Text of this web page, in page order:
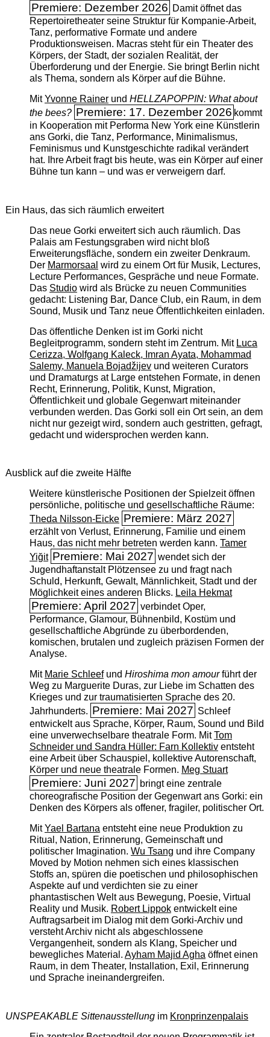
Premiere: Dezember 2026 Damit öffnet das
Repertoiretheater seine Struktur für Kompanie-Arbeit,
Tanz, performative Formate und andere
Produktionsweisen. Macras steht für ein Theater des
Körpers, der Stadt, der sozialen Realität, der
Überforderung und der Energie. Sie bringt Berlin nicht
als Thema, sondern als Körper auf die Bühne.
MitYvonne Rainerund HELLZAPOPPIN: What about
the bees? Premiere: 17. Dezember 2026 kommt
in Kooperation mit Performa New York eine Künstlerin
ans Gorki, die Tanz, Performance, Minimalismus,
Feminismus und Kunstgeschichte radikal verändert
hat. Ihre Arbeit fragt bis heute, was ein Körper auf einer
Bühne tun kann – und was er verweigern darf.
Ein Haus, das sich räumlich erweitert
Das neue Gorki erweitert sich auch räumlich. Das
Palais am Festungsgraben wird nicht bloß
Erweiterungsfläche, sondern ein zweiter Denkraum.
Der Marmorsaal wird zu einem Ort für Musik, Lectures,
Lecture Performances, Gespräche und neue Formate.
Das Studiowird als Brücke zu neuen Communities
gedacht: Listening Bar, Dance Club, ein Raum, in dem
Sound, Musik und Tanz neue Öffentlichkeiten einladen.
Das öffentliche Denken ist im Gorki nicht
Begleitprogramm, sondern steht im Zentrum. Mit Luca
Cerizza, Wolfgang Kaleck, Imran Ayata, Mohammad
Salemy, Manuela Bojadžijevund weiteren Curators
und Dramaturgs at Large entstehen Formate, in denen
Recht, Erinnerung, Politik, Kunst, Migration,
Öffentlichkeit und globale Gegenwart miteinander
verbunden werden. Das Gorki soll ein Ort sein, an dem
nicht nur gezeigt wird, sondern auch gestritten, gefragt,
gedacht und widersprochen werden kann.
Ausblick auf die zweite Hälfte
Weitere künstlerische Positionen der Spielzeit öffnen
persönliche, politische und gesellschaftliche Räume:
Theda Nilsson-Eicke Premiere: März 2027
erzählt von Verlust, Erinnerung, Familie und einem
Haus, das nicht mehr betreten werden kann. Tamer
Yiğit Premiere: Mai 2027 wendet sich der
Jugendhaftanstalt Plötzensee zu und fragt nach
Schuld, Herkunft, Gewalt, Männlichkeit, Stadt und der
Möglichkeit eines anderen Blicks. Leila Hekmat
Premiere: April 2027 verbindet Oper,
Performance, Glamour, Bühnenbild, Kostüm und
gesellschaftliche Abgründe zu überbordenden,
komischen, brutalen und zugleich präzisen Formen der
Analyse.
Mit Marie Schleefund Hiroshima mon amourführt der
Weg zu Marguerite Duras, zur Liebe im Schatten des
Krieges und zur traumatisierten Sprache des 20.
Jahrhunderts. Premiere: Mai 2027 Schleef
entwickelt aus Sprache, Körper, Raum, Sound und Bild
eine unverwechselbare theatrale Form. MitTom
Schneider und Sandra Hüller: Farn Kollektiventsteht
eine Arbeit über Schauspiel, kollektive Autorenschaft,
Körper und neue theatrale Formen. Meg Stuart
Premiere: Juni 2027 bringt eine zentrale
choreografische Position der Gegenwart ans Gorki: ein
Denken des Körpers als offener, fragiler, politischer Ort.
MitYael Bartanaentsteht eine neue Produktion zu
Ritual, Nation, Erinnerung, Gemeinschaft und
politischer Imagination. Wu Tsang und ihre Company
Moved by Motion nehmen sich eines klassischen
Stoffs an, spüren die poetischen und philosophischen
Aspekte auf und verdichten sie zu einer
phantastischen Welt aus Bewegung, Poesie, Virtual
Reality und Musik. Robert Lippokentwickelt eine
Auftragsarbeit im Dialog mit dem Gorki-Archiv und
versteht Archiv nicht als abgeschlossene
Vergangenheit, sondern als Klang, Speicher und
bewegliches Material. Ayham Majid Aghaöffnet einen
Raum, in dem Theater, Installation, Exil, Erinnerung
und Sprache ineinandergreifen.
UNSPEAKABLE Sittenausstellungim Kronprinzenpalais